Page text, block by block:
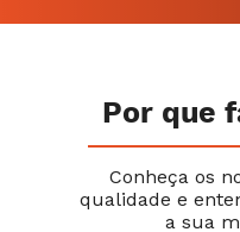
Por que
Conheça os
qualidade e
a sua